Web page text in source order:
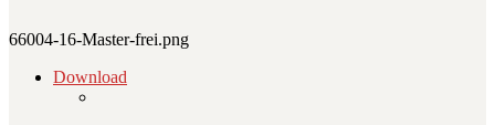
66004-16-Master-frei.png
Download